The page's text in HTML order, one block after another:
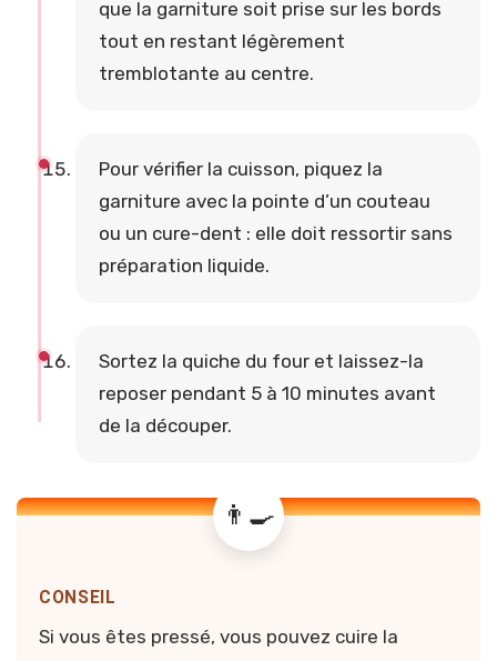
que la garniture soit prise sur les bords
tout en restant légèrement
tremblotante au centre.
Pour vérifier la cuisson, piquez la
garniture avec la pointe d’un couteau
ou un cure-dent : elle doit ressortir sans
préparation liquide.
Sortez la quiche du four et laissez-la
reposer pendant 5 à 10 minutes avant
de la découper.
CONSEIL
Si vous êtes pressé, vous pouvez cuire la